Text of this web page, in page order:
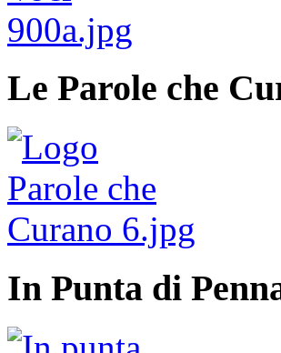
Le Parole che
In Punta di